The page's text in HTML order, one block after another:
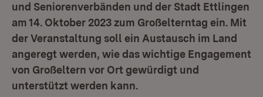
und Seniorenverbänden und der Stadt Ettlingen
am 14. Oktober 2023 zum Großelterntag ein. Mit
der Veranstaltung soll ein Austausch im Land
angeregt werden, wie das wichtige Engagement
von Großeltern vor Ort gewürdigt und
unterstützt werden kann.